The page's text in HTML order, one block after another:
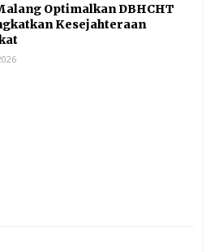
Optimalkan DBHCHT
Kesejahteraan